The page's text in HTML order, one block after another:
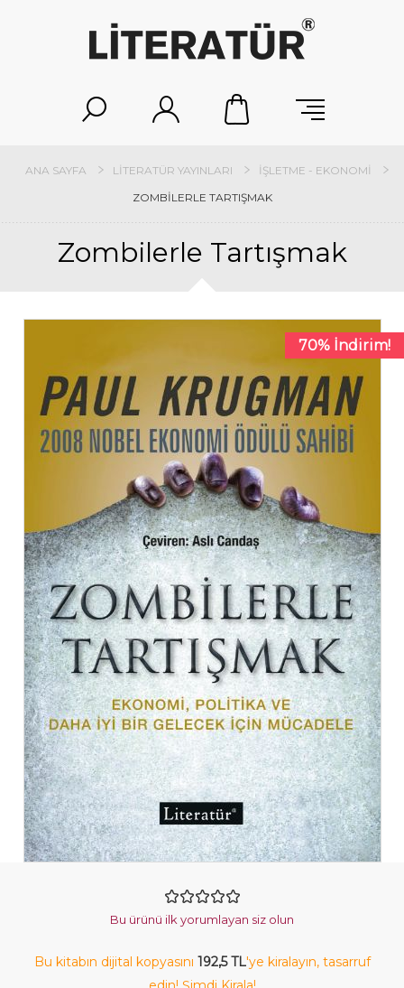
ANA SAYFA LITERATÜR YAYINLARI
İŞLETME - EKONOMI
ZOMBILERLE TARTIŞMAK
Zombilerle Tartışmak
70% İndirim!
Bu ürünü ilk yorumlayan siz olun
Bu kitabın dijital kopyasını 192,5 TL'ye kiralayın, tasarruf